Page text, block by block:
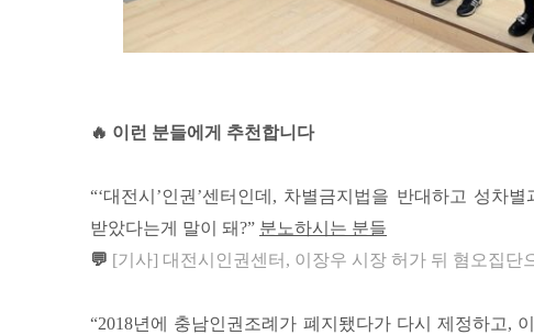
🔥 이런 분들에게 추천합니다
“‘대전시’인권’센터인데, 차별금지법을 반대하고 성차
받았다는게 말이 돼?” 분노하시는 분들
💬 [기사] 대전시인권센터, 이장우 시장 허가 뒤 혐오집단
“2018년에 충남인권조례가 폐지됐다가 다시 제정하고,